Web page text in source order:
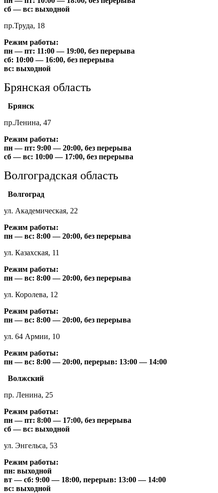
сб — вс: выходной
пр.Труда, 18
Режим работы:
пн — пт: 11:00 — 19:00, без перерыва
сб: 10:00 — 16:00, без перерыва
вс: выходной
Брянская область
Брянск
пр.Ленина, 47
Режим работы:
пн — пт: 9:00 — 20:00, без перерыва
сб — вс: 10:00 — 17:00, без перерыва
Волгоградская область
Волгоград
ул. Академическая, 22
Режим работы:
пн — вс: 8:00 — 20:00, без перерыва
ул. Казахская, 11
Режим работы:
пн — вс: 8:00 — 20:00, без перерыва
ул. Королева, 12
Режим работы:
пн — вс: 8:00 — 20:00, без перерыва
ул. 64 Армии, 10
Режим работы:
пн — вс: 8:00 — 20:00, перерыв: 13:00 — 14:00
Волжский
пр. Ленина, 25
Режим работы:
пн — пт: 8:00 — 17:00, без перерыва
сб — вс: выходной
ул. Энгельса, 53
Режим работы:
пн: выходной
вт — сб: 9:00 — 18:00, перерыв: 13:00 — 14:00
вс: выходной